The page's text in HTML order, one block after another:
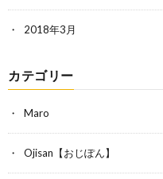
2018年3月
カテゴリー
Maro
Ojisan【おじぽん】